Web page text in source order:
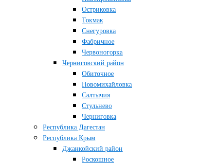
Остриковка
Токмак
Снегуровка
Фабричное
Червоногорка
Черниговский район
Обиточное
Новомихайловка
Салтычия
Стульнево
Черниговка
Республика Дагестан
Республика Крым
Джанкойский район
Роскошное